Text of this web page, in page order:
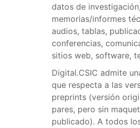
datos de
memorias/informes
audios, tablas,
conferencias,
sitios web, software,
Digital.CSIC admite
que respecta a las
preprints (versión
pares, pero sin
publicado). A todos